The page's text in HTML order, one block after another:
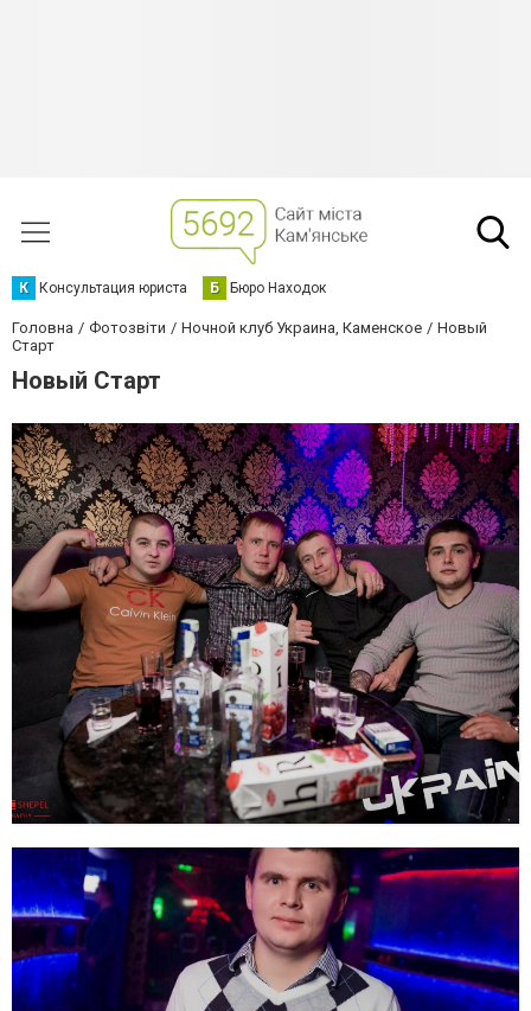
К Консультация юриста Б Бюро Находок
Головна Фотозвіти Ночной клуб Украина, Каменское
Новый
Старт
Новый Старт